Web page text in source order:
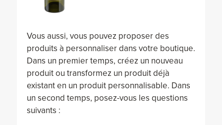
Vous aussi, vous pouvez proposer des
produits à personnaliser dans votre boutique.
Dans un premier temps, créez un nouveau
produit ou transformez un produit déjà
existant en un produit personnalisable. Dans
un second temps, posez-vous les questions
suivants :